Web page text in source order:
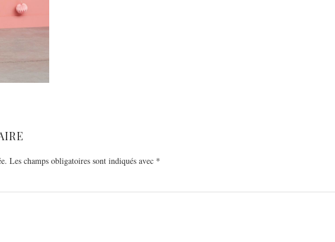
Les champs obligatoires sont indiqués avec *